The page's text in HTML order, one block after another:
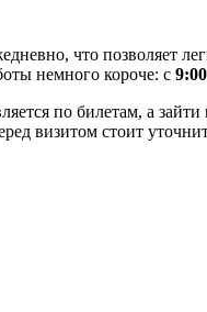
что позволяет
немного короче: с
по билетам, а
визитом стоит